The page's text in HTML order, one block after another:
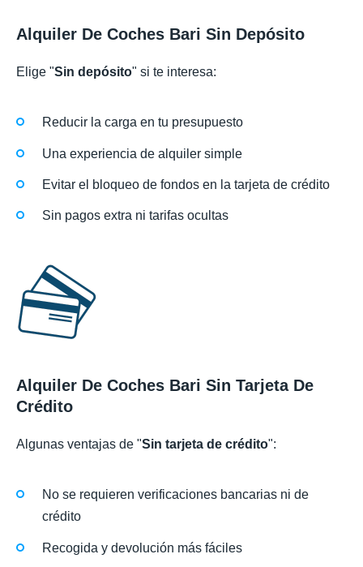
Alquiler De Coches Bari Sin Depósito
Elige "Sin depósito" si te interesa:
Reducir la carga en tu presupuesto
Una experiencia de alquiler simple
Evitar el bloqueo de fondos en la tarjeta de crédito
Sin pagos extra ni tarifas ocultas
Alquiler De Coches Bari Sin Tarjeta De
Crédito
Algunas ventajas de "Sin tarjeta de crédito":
No se requieren verificaciones bancarias ni de
crédito
Recogida y devolución más fáciles